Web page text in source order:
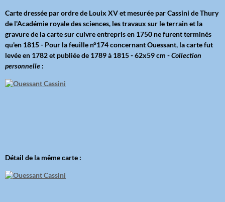
Carte dressée par ordre de Louix XV et mesurée par Cassini de Thury
de l'Académie royale des sciences, les travaux sur le terrain et la
gravure de la carte sur cuivre entrepris en 1750 ne furent terminés
qu'en 1815 - Pour la feuille n°174 concernant Ouessant, la carte fut
levée en 1782 et publiée de 1789 à 1815 - 62x59 cm -Collection
personnelle :
Détail de la même carte :